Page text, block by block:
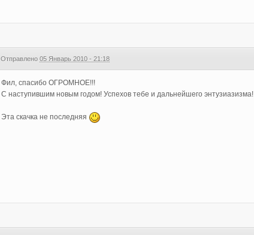
Отправлено05 Январь 2010 - 21:18
Фил, спасибо ОГРОМНОЕ!!!
С наступившим новым годом! Успехов тебе и дальнейшего энтузиазизма!
Эта скачка не последняя